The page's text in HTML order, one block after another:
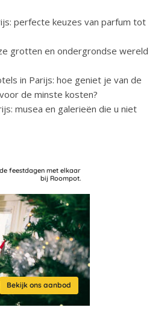
perfecte keuzes van parfum tot
grotten en ondergrondse wereld
in Parijs: hoe geniet je van de
de minste kosten?
musea en galerieën die u niet